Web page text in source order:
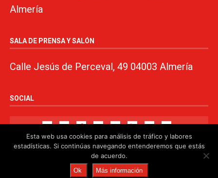
Almería
SALA DE PRENSA Y SALÓN
Calle Jesús de Perceval, 49 04003 Almería
SOCIAL
© 2024. PSOE de Almería · 950750000 ·www.psoealmeria.com
Esta web usa cookies para análisis de tráfico y labores
estadísticas. Si continúas navegando entenderemos que estás
de acuerdo.
Ok Más información